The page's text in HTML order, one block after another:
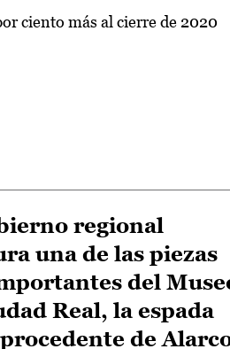
ciento más al cierre de 2020
regional
una de las piezas
del
Real, la espada
de